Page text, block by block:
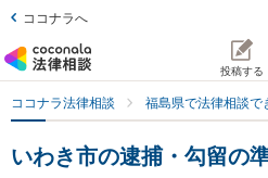
ココナラへ
投稿する
ココナラ法律相談 福島県で法律相談で
いわき市の逮捕・勾留の